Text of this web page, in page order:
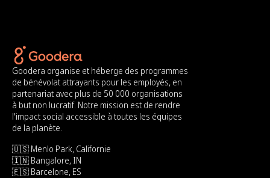
Goodera organise et héberge des programmes
de bénévolat attrayants pour les employés, en
partenariat avec plus de 50 000 organisations
à but non lucratif. Notre mission est de rendre
l'impact social accessible à toutes les équipes
de la planète.
🇺🇸 Menlo Park, Californie
🇮🇳 Bangalore, IN
🇪🇸 Barcelone, ES